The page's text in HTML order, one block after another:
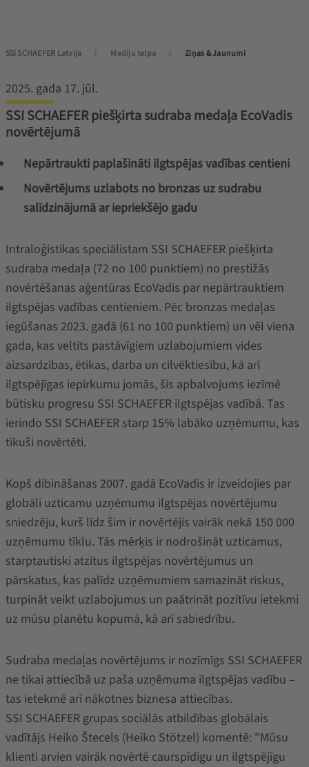
SSI SCHAEFER Latvija Mediju telpa Ziņas & Jaunumi
2025. gada 17. jūl.
SSI SCHAEFER piešķirta sudraba medaļa EcoVadis
novērtējumā
Nepārtraukti paplašināti ilgtspējas vadības centieni
Novērtējums uzlabots no bronzas uz sudrabu
salīdzinājumā ar iepriekšējo gadu
Intraloģistikas speciālistam SSI SCHAEFER piešķirta
sudraba medaļa (72 no 100 punktiem) no prestižās
novērtēšanas aģentūras EcoVadis par nepārtrauktiem
ilgtspējas vadības centieniem. Pēc bronzas medaļas
iegūšanas 2023. gadā (61 no 100 punktiem) un vēl viena
gada, kas veltīts pastāvīgiem uzlabojumiem vides
aizsardzības, ētikas, darba un cilvēktiesību, kā arī
ilgtspējīgas iepirkumu jomās, šis apbalvojums iezīmē
būtisku progresu SSI SCHAEFER ilgtspējas vadībā. Tas
ierindo SSI SCHAEFER starp 15% labāko uzņēmumu, kas
tikuši novērtēti.
Kopš dibināšanas 2007. gadā EcoVadis ir izveidojies par
globāli uzticamu uzņēmumu ilgtspējas novērtējumu
sniedzēju, kurš līdz šim ir novērtējis vairāk nekā 150 000
uzņēmumu tīklu. Tās mērķis ir nodrošināt uzticamus,
starptautiski atzītus ilgtspējas novērtējumus un
pārskatus, kas palīdz uzņēmumiem samazināt riskus,
turpināt veikt uzlabojumus un paātrināt pozitīvu ietekmi
uz mūsu planētu kopumā, kā arī sabiedrību.
Sudraba medaļas novērtējums ir nozīmīgs SSI SCHAEFER
ne tikai attiecībā uz paša uzņēmuma ilgtspējas vadību –
tas ietekmē arī nākotnes biznesa attiecības.
SSI SCHAEFER grupas sociālās atbildības globālais
vadītājs Heiko Štecels (Heiko Stötzel) komentē: "Mūsu
klienti arvien vairāk novērtē caurspīdīgu un ilgtspējīgu